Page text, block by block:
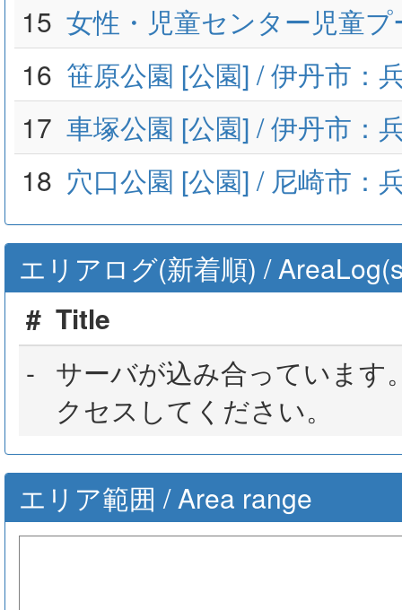
15 女性・児童センター児童プ
16 笹原公園 [公園] / 伊丹市：
17 車塚公園 [公園] / 伊丹市：
18 穴口公園 [公園] / 尼崎市：
エリアログ(新着順) /
# Title
- サーバが込み合っていま
クセスしてください。
エリア範囲 / Area range